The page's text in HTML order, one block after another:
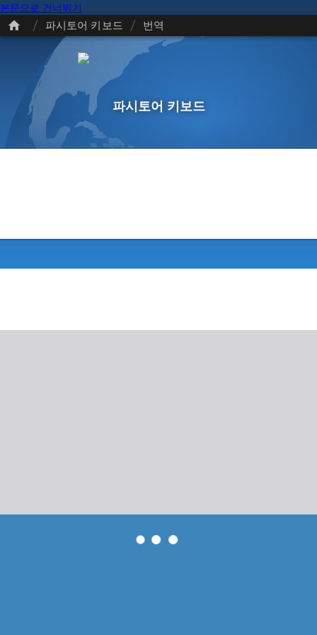
본문으로 건너뛰기
/ 파시토어 키보드 / 번역
파시토어 키보드